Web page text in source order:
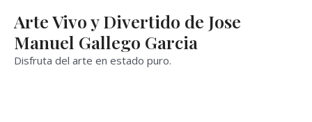
contenido
Arte Vivo y Divertido de Jose
Manuel Gallego Garcia
Disfruta del arte en estado puro.